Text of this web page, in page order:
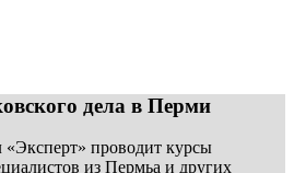
дела в Перми
«Эксперт» проводит курсы
из Пермьа и других